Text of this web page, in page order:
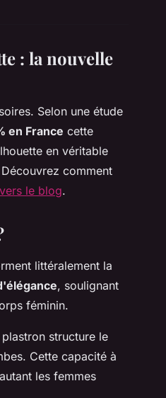
: la nouvelle
Selon une étude
en France cette
en véritable
comment
le blog.
littéralement la
, soulignant
féminin.
structure le
Cette capacité à
les femmes